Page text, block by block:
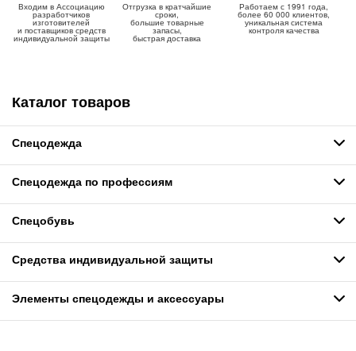
Входим в Ассоциацию
разработчиков
изготовителей
и поставщиков средств
индивидуальной защиты
Отгрузка в кратчайшие
сроки,
большие товарные
запасы,
быстрая доставка
Работаем с 1991 года,
более 60 000 клиентов,
уникальная система
контроля качества
Каталог товаров
Спецодежда
Спецодежда по профессиям
Спецобувь
Средства индивидуальной защиты
Элементы спецодежды и аксессуары